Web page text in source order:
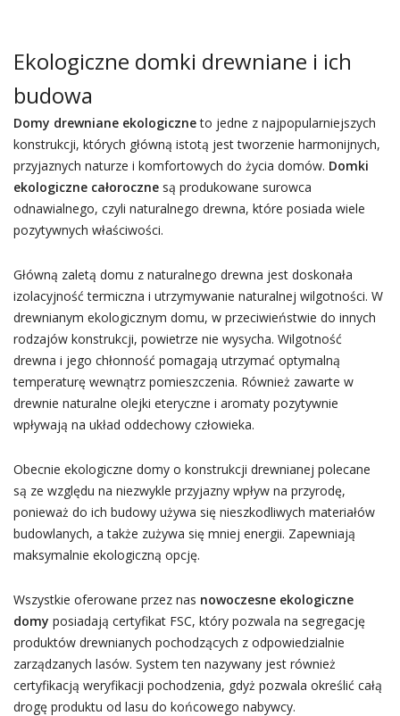
Ekologiczne domki drewniane i ich
budowa
Domy drewniane ekologiczneto jedne z najpopularniejszych
konstrukcji, których główną istotą jest tworzenie harmonijnych,
przyjaznych naturze i komfortowych do życia domów. Domki
ekologiczne całorocznesą produkowane surowca
odnawialnego, czyli naturalnego drewna, które posiada wiele
pozytywnych właściwości.
Główną zaletą domu z naturalnego drewna jest doskonała
izolacyjność termiczna i utrzymywanie naturalnej wilgotności. W
drewnianym ekologicznym domu, w przeciwieństwie do innych
rodzajów konstrukcji, powietrze nie wysycha. Wilgotność
drewna i jego chłonność pomagają utrzymać optymalną
temperaturę wewnątrz pomieszczenia. Również zawarte w
drewnie naturalne olejki eteryczne i aromaty pozytywnie
wpływają na układ oddechowy człowieka.
Obecnie ekologiczne domy o konstrukcji drewnianej polecane
są ze względu na niezwykle przyjazny wpływ na przyrodę,
ponieważ do ich budowy używa się nieszkodliwych materiałów
budowlanych, a także zużywa się mniej energii. Zapewniają
maksymalnie ekologiczną opcję.
Wszystkie oferowane przez nas nowoczesne ekologiczne
domy posiadają certyfikat FSC, który pozwala na segregację
produktów drewnianych pochodzących z odpowiedzialnie
zarządzanych lasów. System ten nazywany jest również
certyfikacją weryfikacji pochodzenia, gdyż pozwala określić całą
drogę produktu od lasu do końcowego nabywcy.